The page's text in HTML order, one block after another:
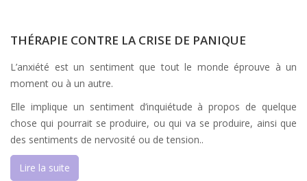
THÉRAPIE CONTRE LA CRISE DE PANIQUE
L’anxiété est un sentiment que tout le monde éprouve à un
moment ou à un autre.
Elle implique un sentiment d’inquiétude à propos de quelque
chose qui pourrait se produire, ou qui va se produire, ainsi que
des sentiments de nervosité ou de tension..
Lire la suite